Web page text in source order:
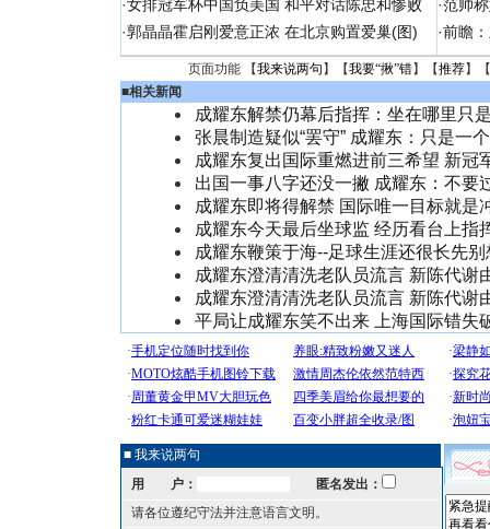
·女排冠军杯中国负美国 和平对话陈忠和惨败
·郭晶晶霍启刚爱意正浓 在北京购置爱巢(图)
·范帅
·前瞻
页面功能 【我来说两句 】【我要“揪”错】【推荐】
■相关新闻
成耀东解禁仍幕后指挥：坐在哪里只
张晨制造疑似“罢守” 成耀东：只是一
成耀东复出国际重燃进前三希望 新冠
出国一事八字还没一撇 成耀东：不要
成耀东即将得解禁 国际唯一目标就是
成耀东今天最后坐球监 经历看台上指
成耀东鞭策于海--足球生涯还很长先
成耀东澄清清洗老队员流言 新陈代谢
成耀东澄清清洗老队员流言 新陈代谢
平局让成耀东笑不出来 上海国际错失
■ 我来说两句
用 户：
匿名发出：
请各位遵纪守法并注意语言文明。